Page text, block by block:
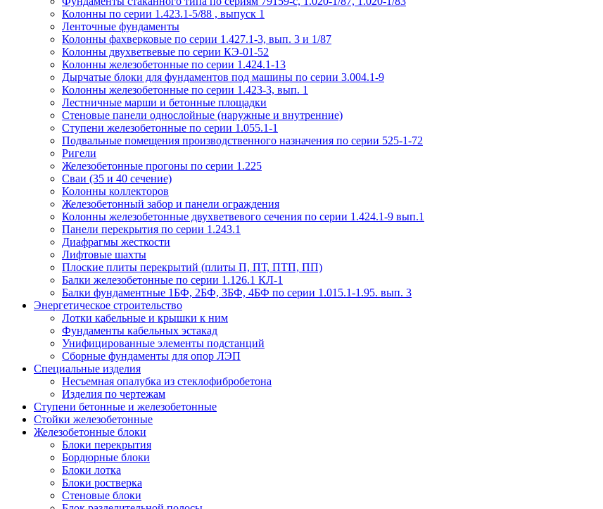
Колонны по серии 1.423.1-5/88 , выпуск 1
Ленточные фундаменты
Колонны фахверковые по серии 1.427.1-3, вып. 3 и 1/87
Колонны двухветвевые по серии КЭ-01-52
Колонны железобетонные по серии 1.424.1-13
Дырчатые блоки для фундаментов под машины по серии 3.004.1-9
Колонны железобетонные по серии 1.423-3, вып. 1
Лестничные марши и бетонные площадки
Стеновые панели однослойные (наружные и внутренние)
Ступени железобетонные по серии 1.055.1-1
Подвальные помещения производственного назначения по серии 525-1-72
Ригели
Железобетонные прогоны по серии 1.225
Сваи (35 и 40 сечение)
Колонны коллекторов
Железобетонный забор и панели ограждения
Колонны железобетонные двухветвевого сечения по серии 1.424.1-9 вып.1
Панели перекрытия по серии 1.243.1
Диафрагмы жесткости
Лифтовые шахты
Плоские плиты перекрытий (плиты П, ПТ, ПТП, ПП)
Балки железобетонные по серии 1.126.1 КЛ-1
Балки фундаментные 1БФ, 2БФ, 3БФ, 4БФ по серии 1.015.1-1.95. вып. 3
Энергетическое строительство
Лотки кабельные и крышки к ним
Фундаменты кабельных эстакад
Унифицированные элементы подстанций
Сборные фундаменты для опор ЛЭП
Специальные изделия
Несъемная опалубка из стеклофибробетона
Изделия по чертежам
Ступени бетонные и железобетонные
Стойки железобетонные
Железобетонные блоки
Блоки перекрытия
Бордюрные блоки
Блоки лотка
Блоки ростверка
Стеновые блоки